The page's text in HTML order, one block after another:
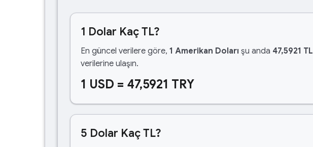
1 Dolar Kaç TL?
En güncel verilere göre, 1 Amerikan Doları şu anda 47,5921 TL
verilerine ulaşın.
1 USD = 47,5921 TRY
5 Dolar Kaç TL?